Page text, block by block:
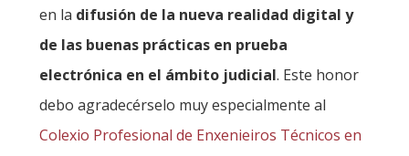
en la difusión de la nueva realidad digital y
de las buenas prácticas en prueba
electrónica en el ámbito judicial. Este honor
debo agradecérselo muy especialmente al
Colexio Profesional de Enxenieiros Técnicos en